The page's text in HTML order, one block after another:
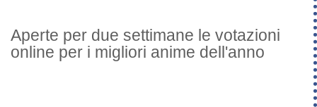
Aperte per due settimane le votazioni
online per i migliori anime dell'anno